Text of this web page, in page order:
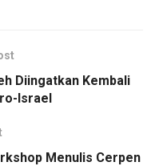
Diingatkan Kembali
Israel
Menulis Cerpen